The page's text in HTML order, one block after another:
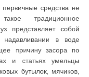
средства не
традиционное
представляет собой
в воде
причину засора по
и статьях умельцы
бутылок, мячиков,